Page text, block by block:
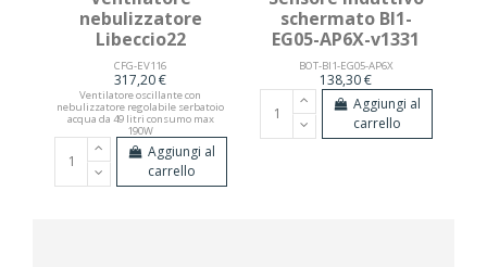
nebulizzatore
Libeccio22
CFG-EV116
317,20 €
Ventilatore oscillante con
nebulizzatore regolabile serbatoio
acqua da 49 litri consumo max
190W
Aggiungi al
carrello
schermato BI1-
EG05-AP6X-v1331
BOT-BI1-EG05-AP6X
138,30 €
Aggiungi al
carrello